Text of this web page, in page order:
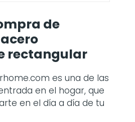
de
rectangular
es una de las
en el hogar, que
en el día a día de tu